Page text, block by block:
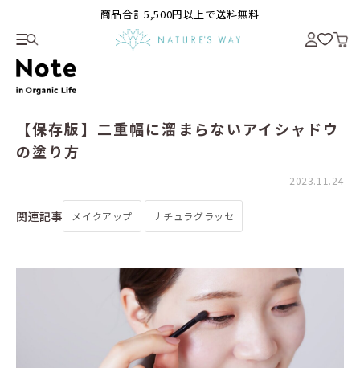
商品合計5,500円以上で送料無料
【保存版】二重幅に溜まらないアイシャドウ
の塗り方
2023.11.24
関連記事 メイクアップ ナチュラグラッセ